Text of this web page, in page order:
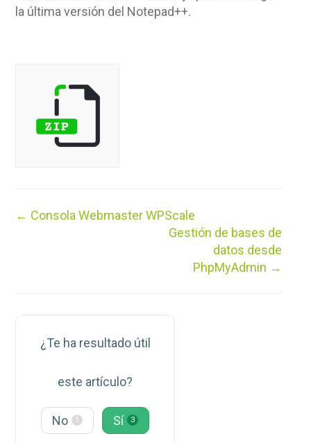
la última versión del Notepad++.
Navegación
← Consola Webmaster WPScale
Gestión de bases de
datos desde
PhpMyAdmin →
¿Te ha resultado útil
este artículo?
No 1 Sí 3